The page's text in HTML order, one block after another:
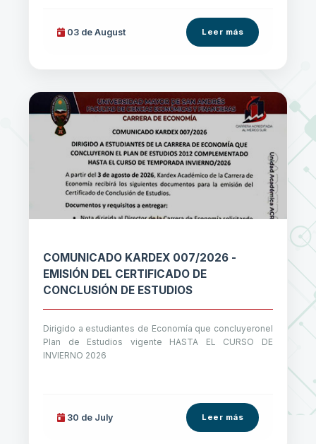
03 de August Leer más
COMUNICADO KARDEX 007/2026 -
EMISIÓN DEL CERTIFICADO DE
CONCLUSIÓN DE ESTUDIOS
Dirigido a estudiantes de Economía que concluyeronel
Plan de Estudios vigente HASTA EL CURSO DE
INVIERNO 2026
30 de July Leer más